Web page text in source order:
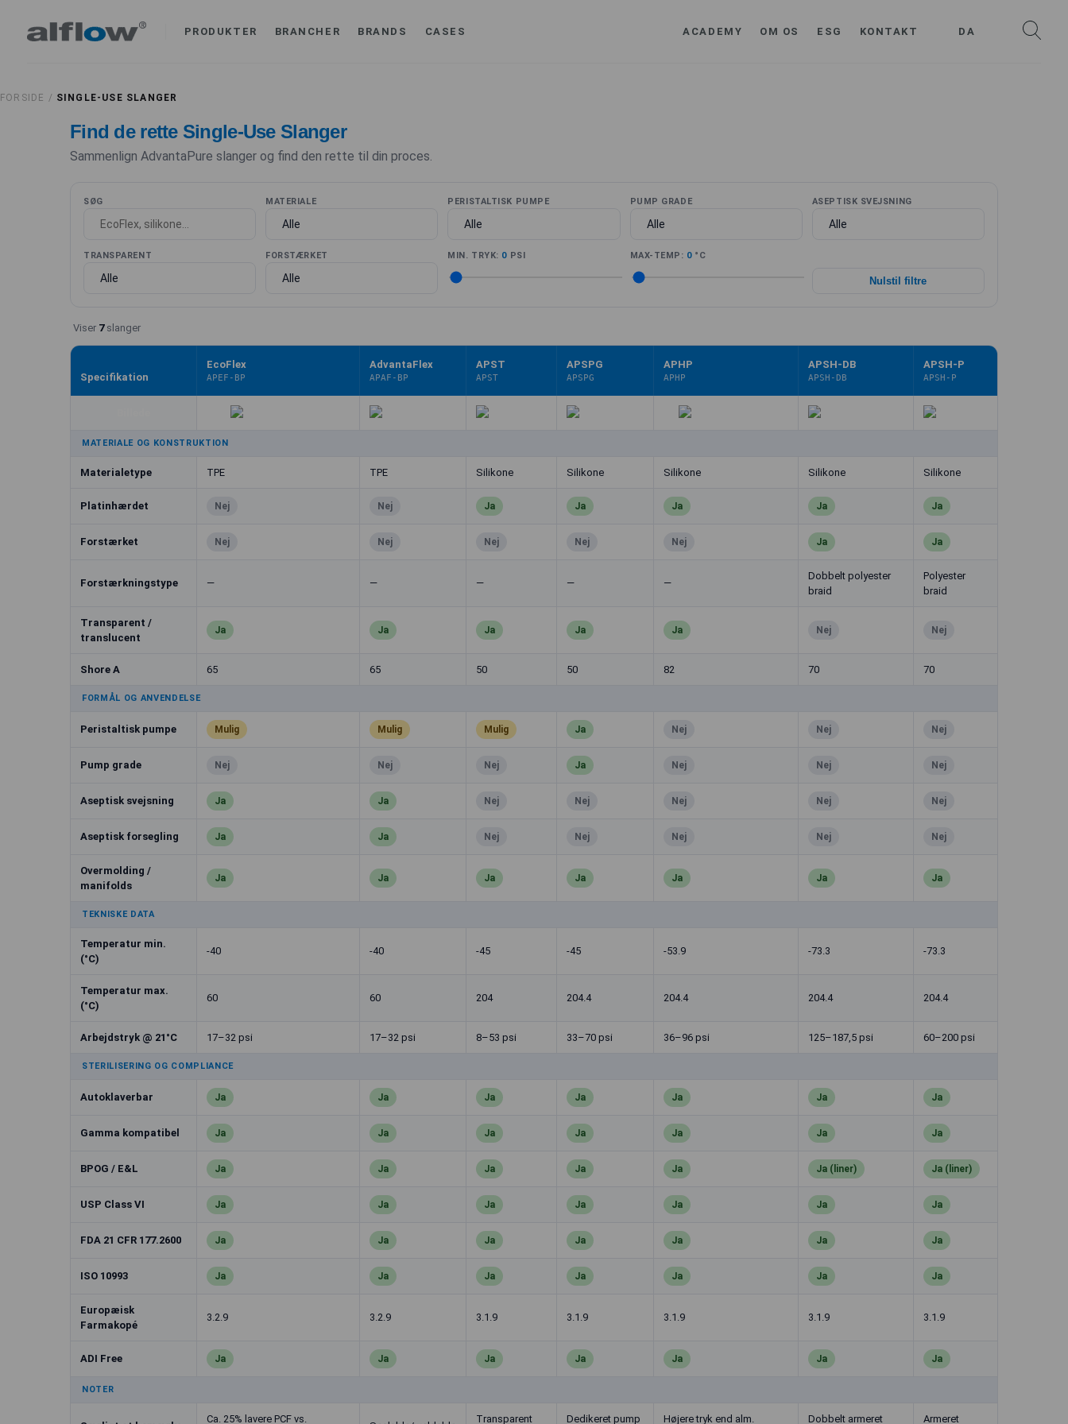
PRODUKTER BRANCHER BRANDS CASES ACADEMY OM OS ESG KONTAKT DA
FORSIDE / SINGLE-USE SLANGER
Find de rette Single-Use Slanger
Sammenlign AdvantaPure slanger og find den rette til din proces.
SØG MATERIALE PERISTALTISK PUMPE PUMP GRADE ASEPTISK SVEJSNING
TRANSPARENT FORSTÆRKET MIN. TRYK: 0 PSI MAX-TEMP: 0°C
Nulstil filtre
Viser 7slanger
Specifikation
EcoFlex
APEF-BP
AdvantaFlex
APAF-BP
APST
APST
APSPG
APSPG
APHP
APHP
APSH-DB
APSH-DB
APSH-P
APSH-P
MATERIALE OG KONSTRUKTION
Materialetype TPE TPE Silikone Silikone Silikone Silikone Silikone
Platinhærdet Nej Nej Ja Ja Ja Ja Ja
Forstærket Nej Nej Nej Nej Nej Ja Ja
Forstærkningstype — — — — —
Dobbelt polyester
braid
Polyester
braid
Transparent /
translucent
Ja Ja Ja Ja Ja Nej Nej
Shore A 65 65 50 50 82 70 70
FORMÅL OG ANVENDELSE
Peristaltisk pumpe Mulig Mulig Mulig Ja Nej Nej Nej
Pump grade Nej Nej Nej Ja Nej Nej Nej
Aseptisk svejsning Ja Ja Nej Nej Nej Nej Nej
Aseptisk forsegling Ja Ja Nej Nej Nej Nej Nej
Overmolding /
manifolds
Ja Ja Ja Ja Ja Ja Ja
TEKNISKE DATA
Temperatur min.
(°C)
-40 -40 -45 -45 -53.9 -73.3 -73.3
Temperatur max.
(°C)
60 60 204 204.4 204.4 204.4 204.4
Arbejdstryk @ 21°C 17–32 psi 17–32 psi 8–53 psi 33–70 psi 36–96 psi 125–187,5 psi 60–200 psi
STERILISERING OG COMPLIANCE
Autoklaverbar Ja Ja Ja Ja Ja Ja Ja
Gamma kompatibel Ja Ja Ja Ja Ja Ja Ja
BPOG / E&L Ja Ja Ja Ja Ja Ja (liner) Ja (liner)
USP Class VI Ja Ja Ja Ja Ja Ja Ja
FDA 21 CFR 177.2600 Ja Ja Ja Ja Ja Ja Ja
ISO 10993 Ja Ja Ja Ja Ja Ja Ja
Europæisk
Farmakopé
3.2.9 3.2.9 3.1.9 3.1.9 3.1.9 3.1.9 3.1.9
ADI Free Ja Ja Ja Ja Ja Ja Ja
NOTER
Ca. 25% lavere PCF vs.
Transparent
Dedikeret pump
Højere tryk end alm.
Dobbelt armeret
Armeret